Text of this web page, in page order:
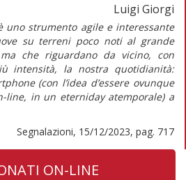
Luigi Giorgi
uno strumento agile e interessante
su terreni poco noti al grande
che riguardano da vicino, con
intensità, la nostra quotidianità:
(con l’idea d’essere ovunque
line, in un eternidayatemporale) a
Segnalazioni, 15/12/2023, pag. 717
ON-LINE